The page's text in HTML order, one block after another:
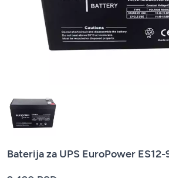
Baterija za UPS EuroPower ES12-